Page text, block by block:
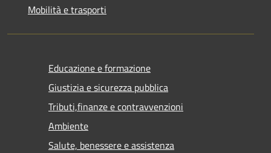
Mobilità e trasporti
Educazione e formazione
Giustizia e sicurezza pubblica
Tributi,finanze e contravvenzioni
Ambiente
Salute, benessere e assistenza